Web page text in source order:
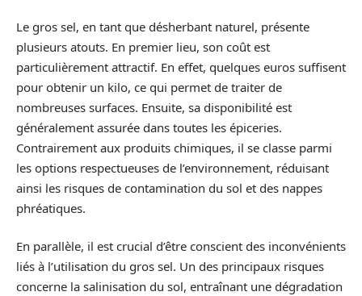
Le gros sel, en tant que désherbant naturel, présente
plusieurs atouts. En premier lieu, son coût est
particulièrement attractif. En effet, quelques euros suffisent
pour obtenir un kilo, ce qui permet de traiter de
nombreuses surfaces. Ensuite, sa disponibilité est
généralement assurée dans toutes les épiceries.
Contrairement aux produits chimiques, il se classe parmi
les options respectueuses de l’environnement, réduisant
ainsi les risques de contamination du sol et des nappes
phréatiques.
En parallèle, il est crucial d’être conscient des inconvénients
liés à l’utilisation du gros sel. Un des principaux risques
concerne la salinisation du sol, entraînant une dégradation